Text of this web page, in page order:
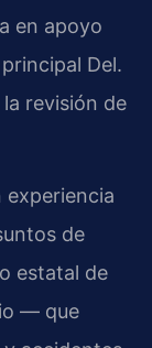
en apoyo
Del.
revisión de
experiencia
de
estatal de
— que